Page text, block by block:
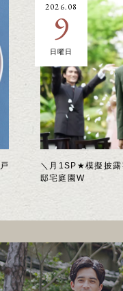
＼月1SP★模擬披露
邸宅庭園W
2026.08
9
日曜日